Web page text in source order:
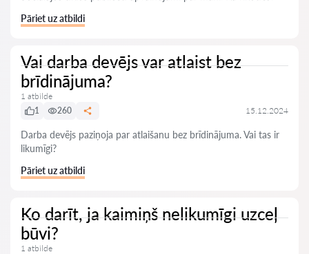
Pāriet uz atbildi
Vai darba devējs var atlaist bez
brīdinājuma?
1 atbilde
1
260 15.12.2024
Darba devējs paziņoja par atlaišanu bez brīdinājuma. Vai tas ir
likumīgi?
Pāriet uz atbildi
Ko darīt, ja kaimiņš nelikumīgi uzceļ
būvi?
1 atbilde